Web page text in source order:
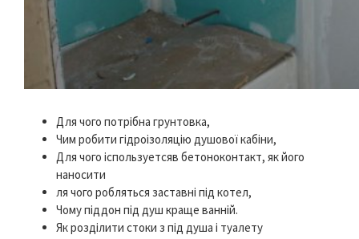
Для чого потрібна грунтовка,
Чим робити гідроізоляцію душової кабіни,
Для чого іспользуетсяв бетоноконтакт, як його
наносити
ля чого робляться заставні під котел,
Чому піддон під душ краще ванній.
Як розділити стоки з під душа і туалету